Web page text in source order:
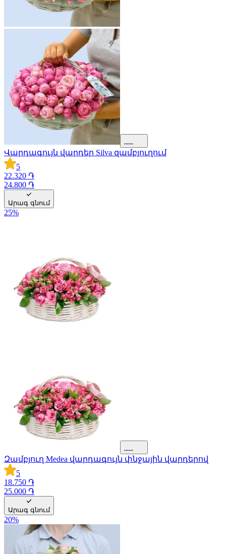
Վարդագույն վարդեր Silva զամբյուղում
5
22.320 ֏
24.800 ֏
Արագ գնում
25%
Զամբյուղ Medea վարդագույն փնջային վարդերով
5
18.750 ֏
25.000 ֏
Արագ գնում
20%